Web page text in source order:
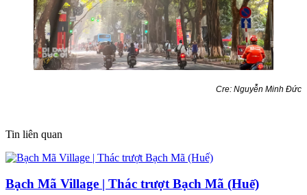
Cre: Nguyễn Minh Đức
Tin liên quan
Bạch Mã Village | Thác trượt Bạch Mã (Huế)